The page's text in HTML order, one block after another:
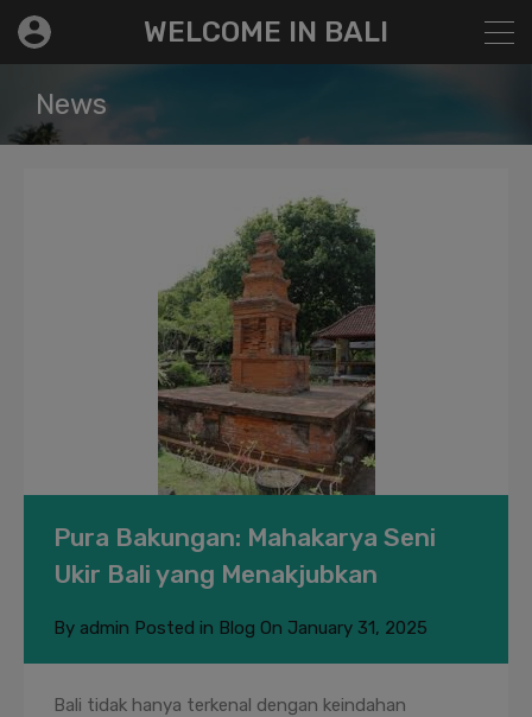
WELCOME IN BALI
News
Pura Bakungan: Mahakarya Seni
Ukir Bali yang Menakjubkan
By admin Posted in Blog On January 31, 2025
Bali tidak hanya terkenal dengan keindahan